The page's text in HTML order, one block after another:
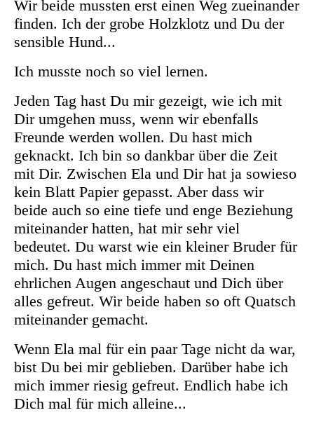
Wir beide mussten erst einen Weg zueinander
finden. Ich der grobe Holzklotz und Du der
sensible Hund...
Ich musste noch so viel lernen.
Jeden Tag hast Du mir gezeigt, wie ich mit
Dir umgehen muss, wenn wir ebenfalls
Freunde werden wollen. Du hast mich
geknackt. Ich bin so dankbar über die Zeit
mit Dir. Zwischen Ela und Dir hat ja sowieso
kein Blatt Papier gepasst. Aber dass wir
beide auch so eine tiefe und enge Beziehung
miteinander hatten, hat mir sehr viel
bedeutet. Du warst wie ein kleiner Bruder für
mich. Du hast mich immer mit Deinen
ehrlichen Augen angeschaut und Dich über
alles gefreut. Wir beide haben so oft Quatsch
miteinander gemacht.
Wenn Ela mal für ein paar Tage nicht da war,
bist Du bei mir geblieben. Darüber habe ich
mich immer riesig gefreut. Endlich habe ich
Dich mal für mich alleine...